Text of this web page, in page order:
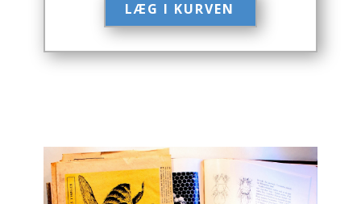
Computer / IT
Design
Erhverv
Europa
LÆG I KURVEN​